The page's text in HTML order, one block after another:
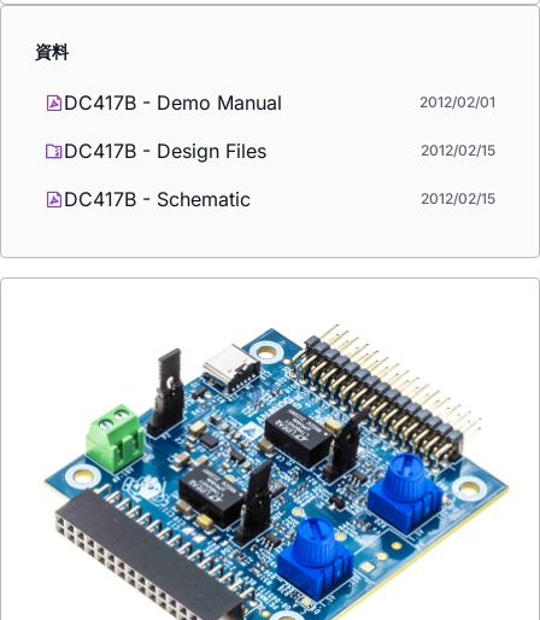
資料
DC417B - Demo Manual 2012/02/01
DC417B - Design Files 2012/02/15
DC417B - Schematic 2012/02/15